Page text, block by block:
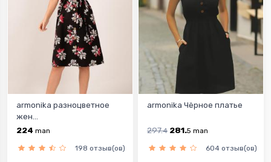
armonika разноцветное
жен...
224 man
198 отзыв(ов)
armonika Чёрное платье
297.4 281.5 man
604 отзыв(ов)